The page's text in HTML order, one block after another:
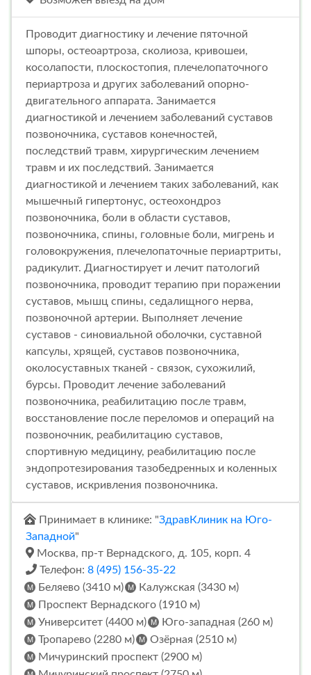
Проводит диагностику и лечение пяточной
шпоры, остеоартроза, сколиоза, кривошеи,
косолапости, плоскостопия, плечелопаточного
периартроза и других заболеваний опорно-
двигательного аппарата. Занимается
диагностикой и лечением заболеваний суставов
позвоночника, суставов конечностей,
последствий травм, хирургическим лечением
травм и их последствий. Занимается
диагностикой и лечением таких заболеваний, как
мышечный гипертонус, остеохондроз
позвоночника, боли в области суставов,
позвоночника, спины, головные боли, мигрень и
головокружения, плечелопаточные периартриты,
радикулит. Диагностирует и лечит патологий
позвоночника, проводит терапию при поражении
суставов, мышц спины, седалищного нерва,
позвоночной артерии. Выполняет лечение
суставов - синовиальной оболочки, суставной
капсулы, хрящей, суставов позвоночника,
околосуставных тканей - связок, сухожилий,
бурсы. Проводит лечение заболеваний
позвоночника, реабилитацию после травм,
восстановление после переломов и операций на
позвоночник, реабилитацию суставов,
спортивную медицину, реабилитацию после
эндопротезирования тазобедренных и коленных
суставов, искривления позвоночника.
Принимает в клинике: "ЗдравКлиник на Юго-
Западной"
Москва, пр-т Вернадского, д. 105, корп. 4
Телефон: 8 (495) 156-35-22
Беляево (3410 м)
Калужская (3430 м)
Проспект Вернадского (1910 м)
Университет (4400 м)
Юго-западная (260 м)
Тропарево (2280 м)
Озёрная (2510 м)
Мичуринский проспект (2900 м)